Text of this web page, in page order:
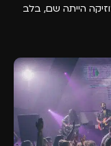
הייתה שם, בלב